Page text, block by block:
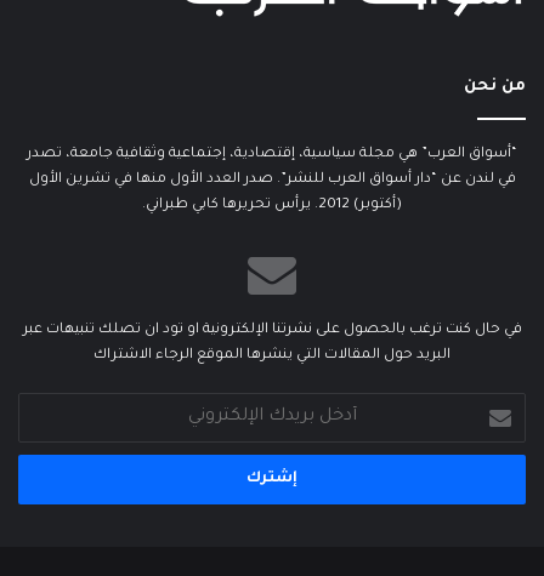
من نحن
“أسواق العرب” هي مجلة سياسية، إقتصادية، إجتماعية وثقافية جامعة، تصدر
في لندن عن “دار أسواق العرب للنشر”. صدر العدد الأول منها في تشرين الأول
(أكتوبر) 2012. يرأس تحريرها كابي طبراني.
في حال كنت ترغب بالحصول على نشرتنا الإلكترونية او تود ان تصلك تنبيهات عبر
البريد حول المقالات التي ينشرها الموقع الرجاء الاشتراك
بريدك
الإلكتروني